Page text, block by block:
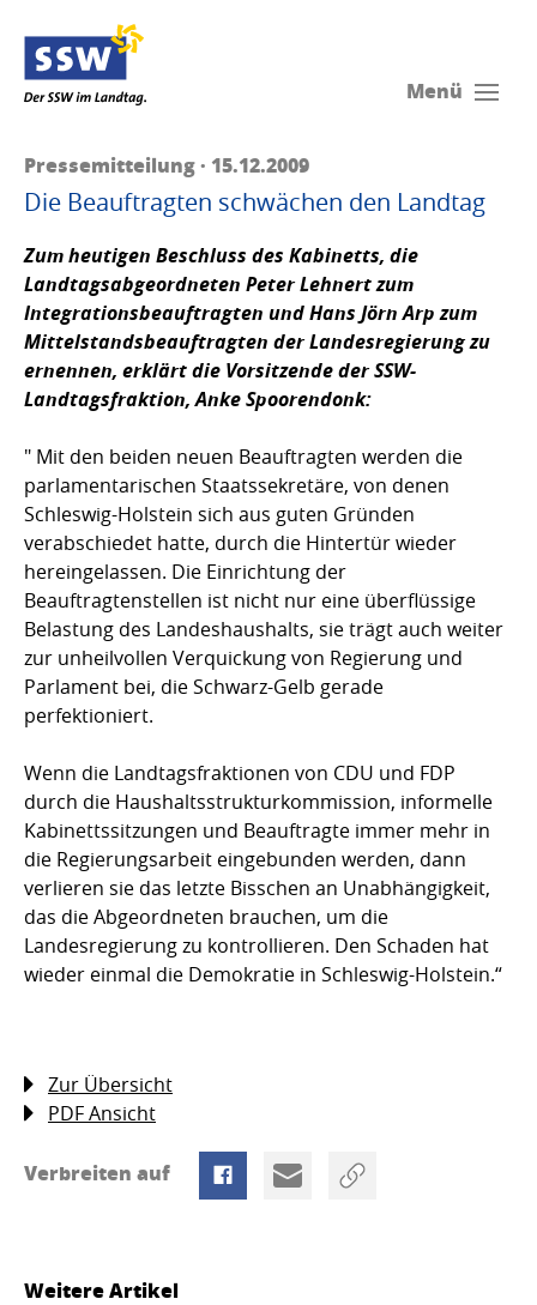
Menü
Pressemitteilung · 15.12.2009
Die Beauftragten schwächen den Landtag
Zum heutigen Beschluss des Kabinetts, die
Landtagsabgeordneten Peter Lehnert zum
Integrations­beauftragten und Hans Jörn Arp zum
Mittelstands­beauftragten der Landesregierung zu
ernennen, erklärt die Vorsitzende der SSW-
Landtagsfraktion,Anke Spoorendonk:
" Mit den beiden neuen Beauftragten werden die
parlamentarischen Staats­sekretäre, von denen
Schleswig-Holstein sich aus guten Gründen
verabschiedet hatte, durch die Hintertür wieder
hereingelassen. Die Einrichtung der
Beauftragtenstellen ist nicht nur eine überflüssige
Belastung des Landeshaushalts, sie trägt auch weiter
zur unheilvollen Verquickung von Regierung und
Parlament bei, die Schwarz-Gelb gerade
perfektioniert.
Wenn die Landtagsfraktionen von CDU und FDP
durch die Haushaltsstruktur­kommission, informelle
Kabinettssitzungen und Beauftragte immer mehr in
die Regierungsarbeit eingebunden werden, dann
verlieren sie das letzte Bisschen an Unabhängigkeit,
das die Abgeordneten brauchen, um die
Landesregierung zu kontrollieren. Den Schaden hat
wieder einmal die Demokratie in Schleswig-Holstein.“
Zur Übersicht
PDF Ansicht
Verbreiten auf
Weitere Artikel